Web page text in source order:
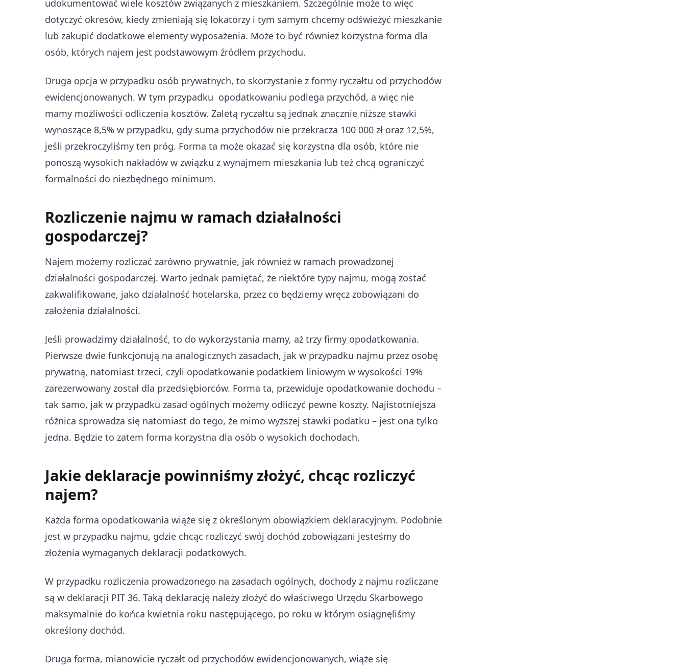
udokumentować wiele kosztów związanych z mieszkaniem. Szczególnie może to więc
dotyczyć okresów, kiedy zmieniają się lokatorzy i tym samym chcemy odświeżyć mieszkanie
lub zakupić dodatkowe elementy wyposażenia. Może to być również korzystna forma dla
osób, których najem jest podstawowym źródłem przychodu.
Druga opcja w przypadku osób prywatnych, to skorzystanie z formy ryczałtu od przychodów
ewidencjonowanych. W tym przypadku opodatkowaniu podlega przychód, a więc nie
mamy możliwości odliczenia kosztów. Zaletą ryczałtu są jednak znacznie niższe stawki
wynoszące 8,5% w przypadku, gdy suma przychodów nie przekracza 100 000 zł oraz 12,5%,
jeśli przekroczyliśmy ten próg. Forma ta może okazać się korzystna dla osób, które nie
ponoszą wysokich nakładów w związku z wynajmem mieszkania lub też chcą ograniczyć
formalności do niezbędnego minimum.
Rozliczenie najmu w ramach działalności
gospodarczej?
Najem możemy rozliczać zarówno prywatnie, jak również w ramach prowadzonej
działalności gospodarczej. Warto jednak pamiętać, że niektóre typy najmu, mogą zostać
zakwalifikowane, jako działalność hotelarska, przez co będziemy wręcz zobowiązani do
założenia działalności.
Jeśli prowadzimy działalność, to do wykorzystania mamy, aż trzy firmy opodatkowania.
Pierwsze dwie funkcjonują na analogicznych zasadach, jak w przypadku najmu przez osobę
prywatną, natomiast trzeci, czyli opodatkowanie podatkiem liniowym w wysokości 19%
zarezerwowany został dla przedsiębiorców. Forma ta, przewiduje opodatkowanie dochodu –
tak samo, jak w przypadku zasad ogólnych możemy odliczyć pewne koszty. Najistotniejsza
różnica sprowadza się natomiast do tego, że mimo wyższej stawki podatku – jest ona tylko
jedna. Będzie to zatem forma korzystna dla osób o wysokich dochodach.
Jakie deklaracje powinniśmy złożyć, chcąc rozliczyć
najem?
Każda forma opodatkowania wiąże się z określonym obowiązkiem deklaracyjnym. Podobnie
jest w przypadku najmu, gdzie chcąc rozliczyć swój dochód zobowiązani jesteśmy do
złożenia wymaganych deklaracji podatkowych.
W przypadku rozliczenia prowadzonego na zasadach ogólnych, dochody z najmu rozliczane
są w deklaracji PIT 36. Taką deklarację należy złożyć do właściwego Urzędu Skarbowego
maksymalnie do końca kwietnia roku następującego, po roku w którym osiągnęliśmy
określony dochód.
Druga forma, mianowicie ryczałt od przychodów ewidencjonowanych, wiąże się